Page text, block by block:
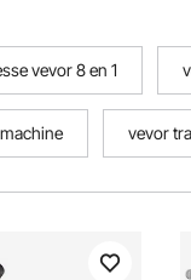
vevor 8 en 1
vevor